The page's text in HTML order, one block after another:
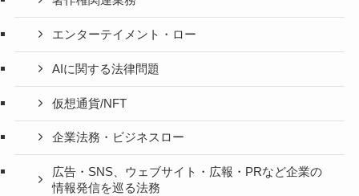
エンターテイメント・ロー
AIに関する法律問題
仮想通貨/NFT
企業法務・ビジネスロー
広告・SNS、ウェブサイト・広報・PRなど企業の
情報発信を巡る法務